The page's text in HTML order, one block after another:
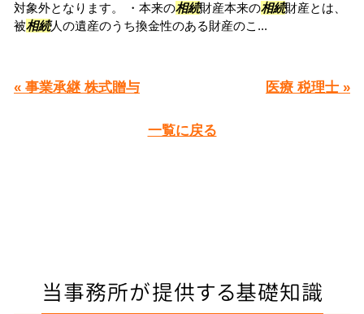
対象外となります。 ・本来の相続財産本来の相続財産とは、
被相続人の遺産のうち換金性のある財産のこ...
« 事業承継 株式贈与 医療 税理士 »
一覧に戻る
当事務所が提供する基礎知識